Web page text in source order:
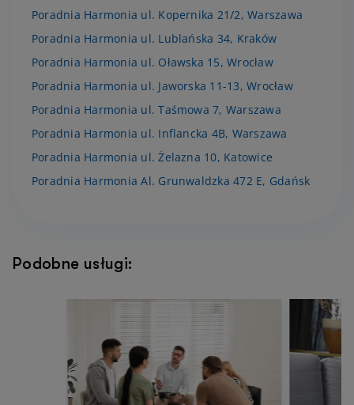
Poradnia Harmonia ul. Kopernika 21/2, Warszawa
Poradnia Harmonia ul. Lublańska 34, Kraków
Poradnia Harmonia ul. Oławska 15, Wrocław
Poradnia Harmonia ul. Jaworska 11-13, Wrocław
Poradnia Harmonia ul. Taśmowa 7, Warszawa
Poradnia Harmonia ul. Inflancka 4B, Warszawa
Poradnia Harmonia ul. Żelazna 10, Katowice
Poradnia Harmonia Al. Grunwaldzka 472 E, Gdańsk
Podobne usługi: